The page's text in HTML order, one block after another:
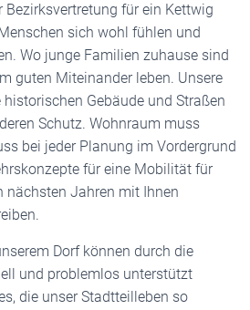
für ein Kettwig
sich wohl fühlen und
Wo junge Familien zuhause sind
guten Miteinander leben. Unsere
Gebäude und Straßen
Schutz. Wohnraum muss
bei jeder Planung im Vordergrund
für eine Mobilität für
nächsten Jahren mit Ihnen
Dorf können durch die
und problemlos unterstützt
die unser Stadtteilleben so